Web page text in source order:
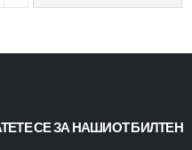
СЕ ЗА НАШИОТ БИЛТЕН